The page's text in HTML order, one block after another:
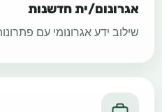
אגרונום/ית חדשנות
שילוב ידע אגרונומי עם